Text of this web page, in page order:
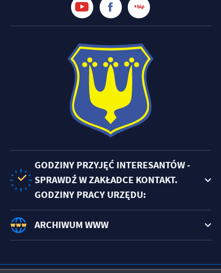
GODZINY PRZYJĘĆ INTERESANTÓW -
SPRAWDŹ W ZAKŁADCE KONTAKT.
GODZINY PRACY URZĘDU:
ARCHIWUM WWW